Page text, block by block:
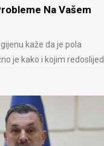
Na Vašem
kaže da je pola
je kako i kojim redoslijed..